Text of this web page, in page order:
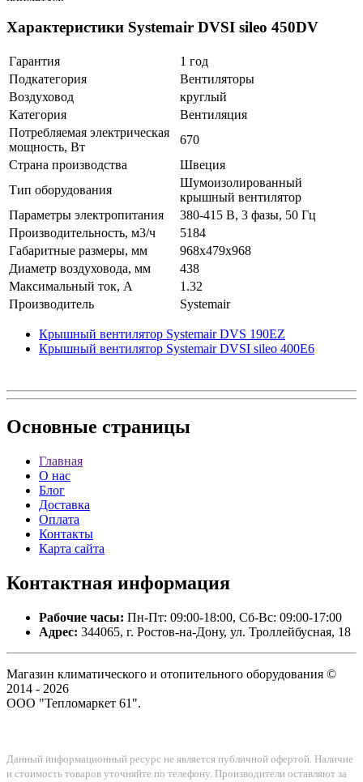
Характеристики Systemair DVSI sileo 450DV
Гарантия
1 год
Подкатегория
Вентиляторы
Воздуховод
круглый
Категория
Вентиляция
Потребляемая электрическая
мощность, Вт
670
Страна производства
Швеция
Тип оборудования
Шумоизолированный
крышный вентилятор
Параметры электропитания
380-415 В, 3 фазы, 50 Гц
Производительность, м3/ч
5184
Габаритные размеры, мм
968x479x968
Диаметр воздуховода, мм
438
Максимальный ток, А
1.32
Производитель
Systemair
Крышный вентилятор Systemair DVS 190EZ
Крышный вентилятор Systemair DVSI sileo 400E6
Основные страницы
Главная
О нас
Блог
Доставка
Оплата
Контакты
Карта сайта
Контактная информация
Рабочие часы: Пн-Пт: 09:00-18:00, Сб-Вс: 09:00-17:00
Адрес: 344065, г. Ростов-на-Дону, ул. Троллейбусная, 18
Магазин климатического и отопительного оборудования ©
2014 - 2026
ООО "Тепломаркет 61".
Данный информационный ресурс не является публичной офертой. Наличие
и стоимость товаров уточняйте по телефону. Производители оставляют за